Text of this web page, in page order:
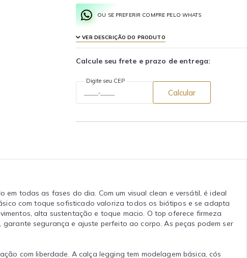
OU SE PREFERIR COMPRE PELO WHATS
VER DESCRIÇÃO DO PRODUTO
Calcule seu frete e prazo de entrega:
Digite seu CEP
Calcular
em todas as fases do dia. Com um visual clean e versátil, é ideal
com toque sofisticado valoriza todos os biótipos e se adapta
alta sustentação e toque macio. O top oferece firmeza
segurança e ajuste perfeito ao corpo. As peças podem ser
com liberdade. A calça legging tem modelagem básica, cós